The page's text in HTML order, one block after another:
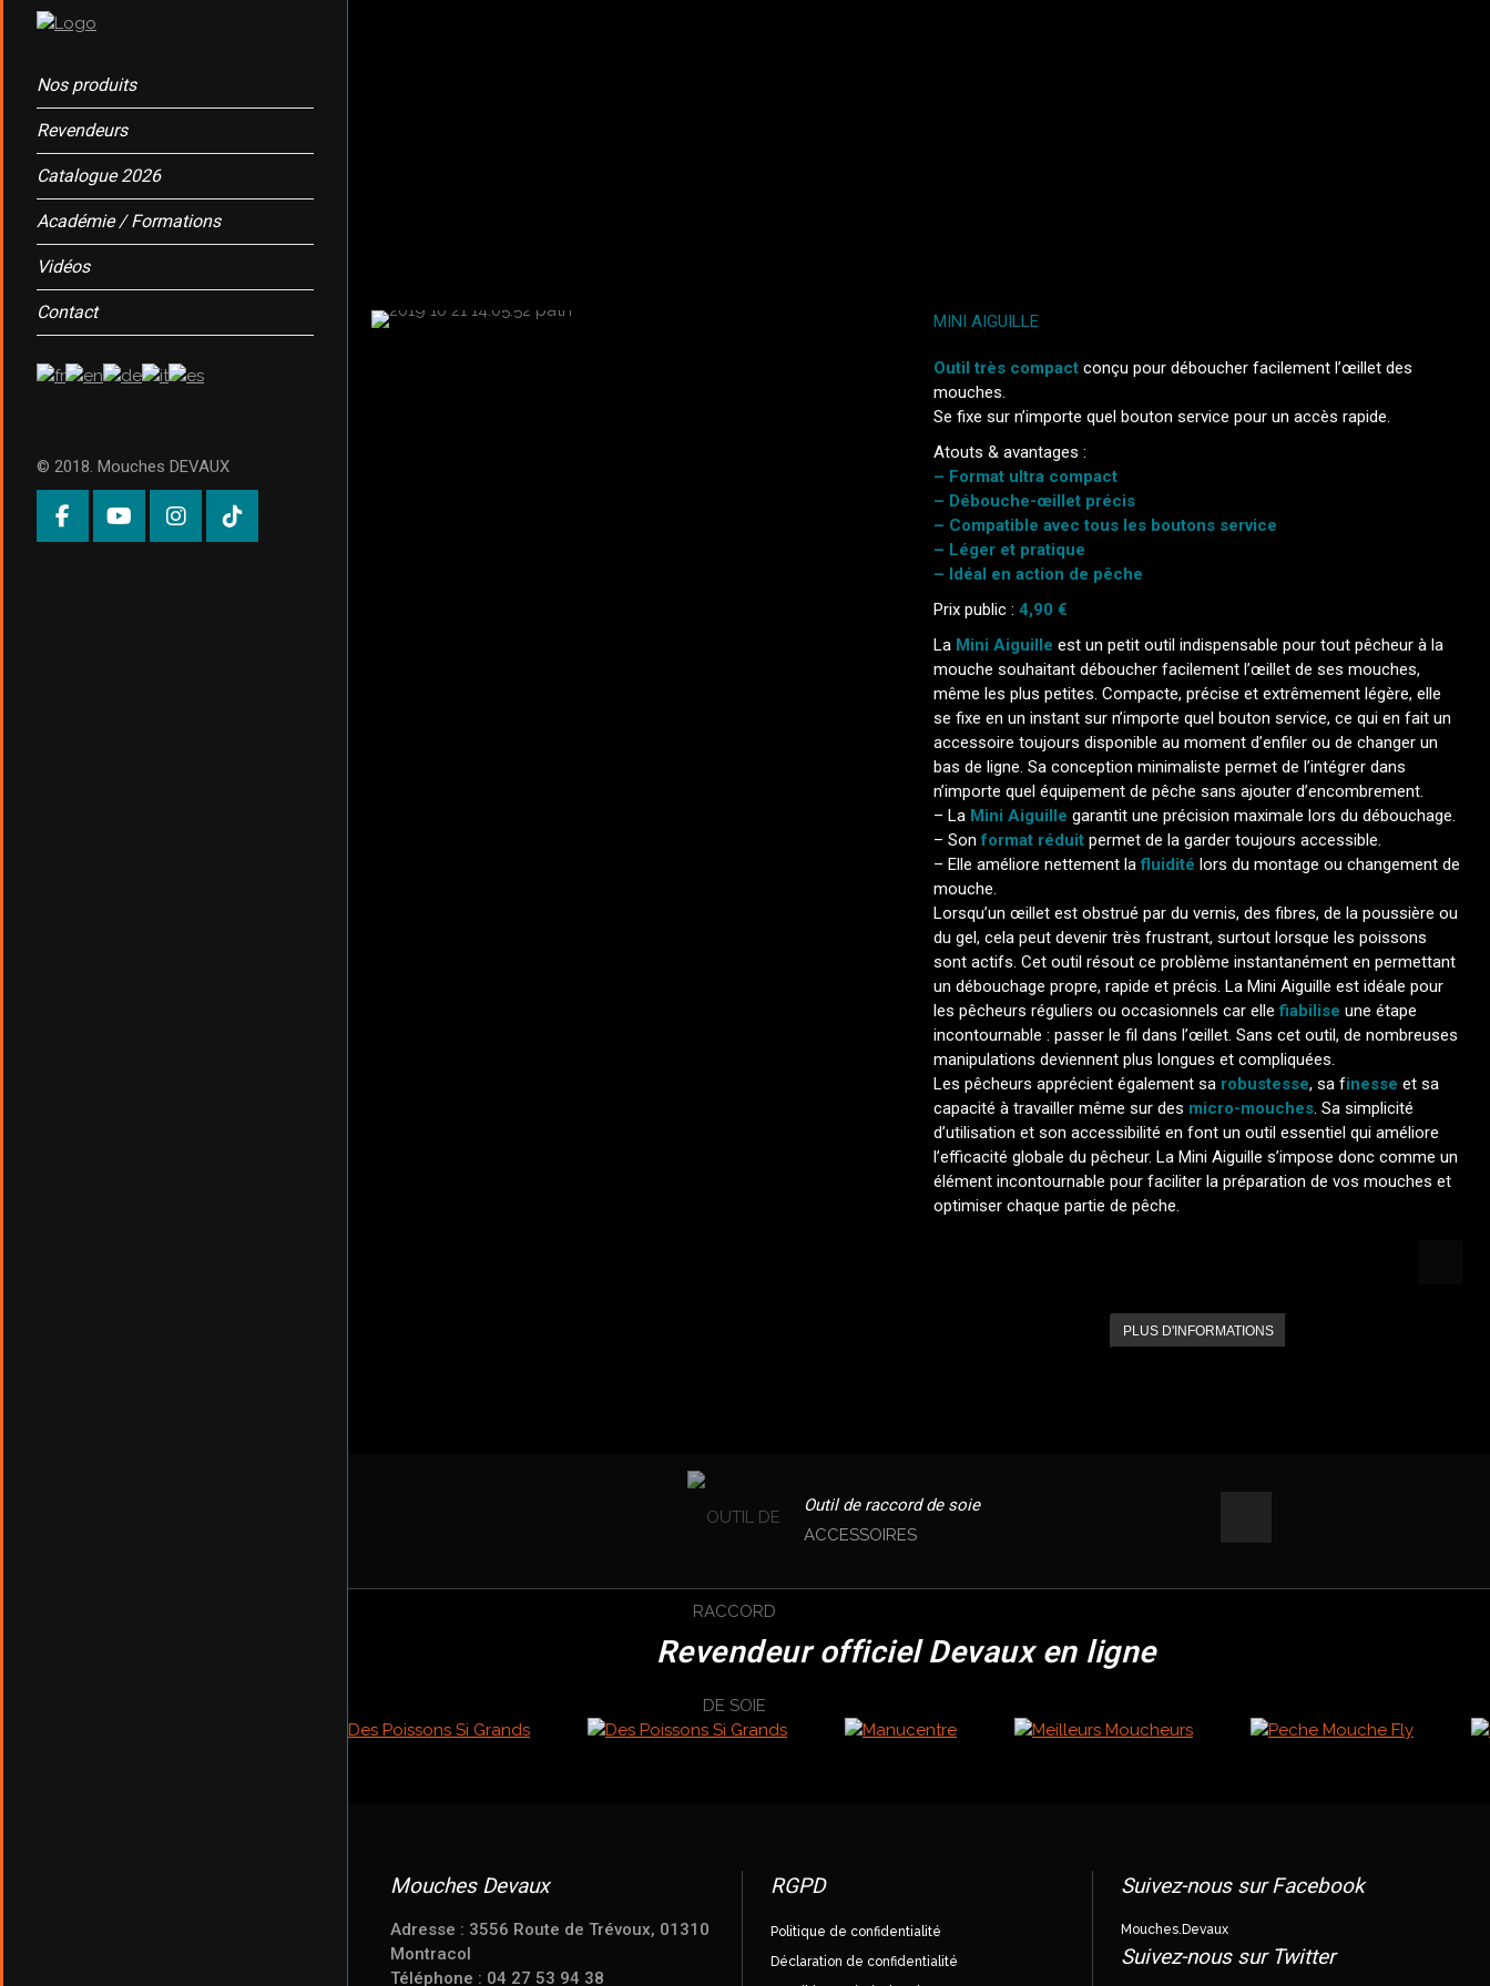
Nos produits
Revendeurs
Catalogue 2026
Académie / Formations
Vidéos
Contact
© 2018. Mouches DEVAUX
MINI AIGUILLE
Outil très compact conçu pour déboucher facilement l’œillet des
mouches.
Se fixe sur n’importe quel bouton service pour un accès rapide.
Atouts & avantages :
– Format ultra compact
– Débouche-œillet précis
– Compatible avec tous les boutons service
– Léger et pratique
– Idéal en action de pêche
Prix public : 4,90 €
La Mini Aiguille est un petit outil indispensable pour tout pêcheur à la
mouche souhaitant déboucher facilement l’œillet de ses mouches,
même les plus petites. Compacte, précise et extrêmement légère, elle
se fixe en un instant sur n’importe quel bouton service, ce qui en fait un
accessoire toujours disponible au moment d’enfiler ou de changer un
bas de ligne. Sa conception minimaliste permet de l’intégrer dans
n’importe quel équipement de pêche sans ajouter d’encombrement.
– La Mini Aiguille garantit une précision maximale lors du débouchage.
– Sonformat réduit permet de la garder toujours accessible.
– Elle améliore nettement lafluidité lors du montage ou changement de
mouche.
Lorsqu’un œillet est obstrué par du vernis, des fibres, de la poussière ou
du gel, cela peut devenir très frustrant, surtout lorsque les poissons
sont actifs. Cet outil résout ce problème instantanément en permettant
un débouchage propre, rapide et précis. La Mini Aiguille est idéale pour
les pêcheurs réguliers ou occasionnels car ellefiabilise une étape
incontournable : passer le fil dans l’œillet. Sans cet outil, de nombreuses
manipulations deviennent plus longues et compliquées.
Les pêcheurs apprécient également sa robustesse, sa finesse et sa
capacité à travailler même sur des micro-mouches. Sa simplicité
d’utilisation et son accessibilité en font un outil essentiel qui améliore
l’efficacité globale du pêcheur. La Mini Aiguille s’impose donc comme un
élément incontournable pour faciliter la préparation de vos mouches et
optimiser chaque partie de pêche.
PLUS D'INFORMATIONS
Outil de raccord de soie
ACCESSOIRES
Revendeur officiel Devaux en ligne
Mouches Devaux
Adresse : 3556 Route de Trévoux, 01310
Montracol
Téléphone : 04 27 53 94 38
RGPD
Politique de confidentialité
Déclaration de confidentialité
Suivez-nous sur Facebook
Mouches.Devaux
Suivez-nous sur Twitter